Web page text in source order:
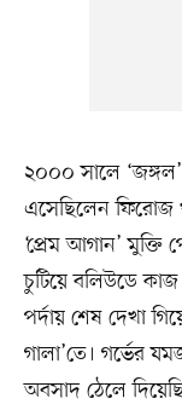
২০০০ সালে
এসেছিলেন ফিরোজ
‘প্রেম আগান’
চুটিয়ে বলিউডে
পর্দায় শেষ দেখা
গালা’তে। গর্ভের
অবসাদ ঠেলে